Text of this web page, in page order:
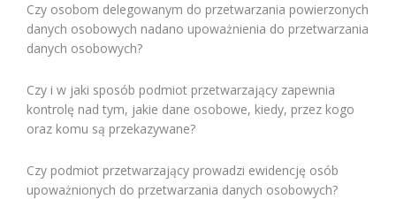
Czy osobom delegowanym do przetwarzania powierzonych
danych osobowych nadano upoważnienia do przetwarzania
danych osobowych?
Czy i w jaki sposób podmiot przetwarzający zapewnia
kontrolę nad tym, jakie dane osobowe, kiedy, przez kogo
oraz komu są przekazywane?
Czy podmiot przetwarzający prowadzi ewidencję osób
upoważnionych do przetwarzania danych osobowych?